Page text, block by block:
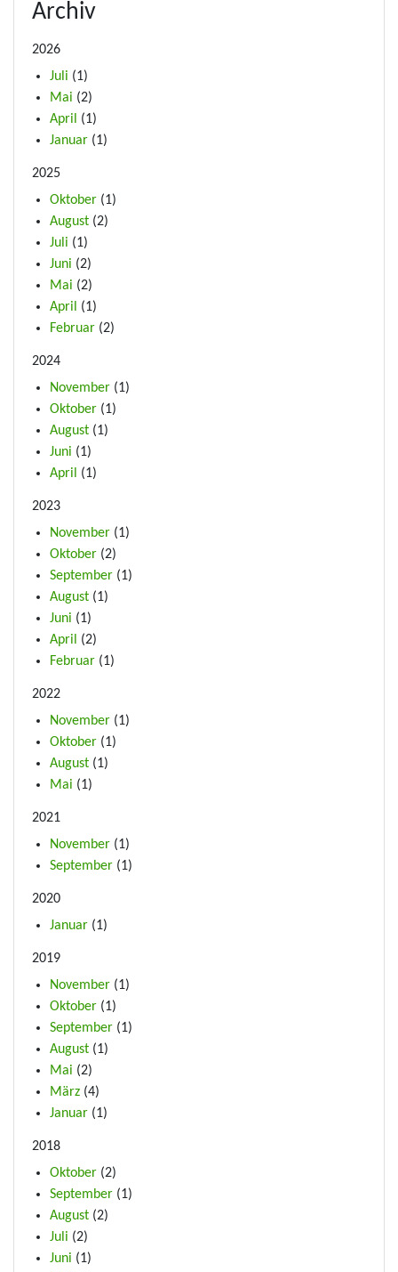
Archiv
2026
Juli (1)
Mai (2)
April
(1)
Januar (1)
2025
Oktober (1)
August (2)
Juli (1)
Juni (2)
Mai (2)
April
(1)
Februar (2)
2024
November (1)
Oktober (1)
August (1)
Juni (1)
April
(1)
2023
November (1)
Oktober (2)
September (1)
August (1)
Juni (1)
April
(2)
Februar (1)
2022
November (1)
Oktober (1)
August (1)
Mai (1)
2021
November (1)
September (1)
2020
Januar (1)
2019
November (1)
Oktober (1)
September (1)
August (1)
Mai (2)
März (4)
Januar (1)
2018
Oktober (2)
September (1)
August (2)
Juli (2)
Juni (1)